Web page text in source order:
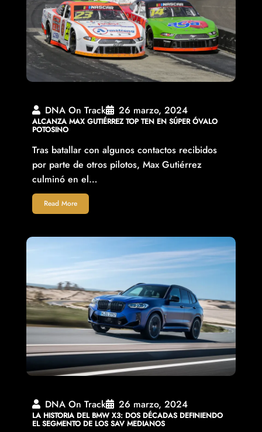
DNA On Track 26 marzo, 2024
ALCANZA MAX GUTIÉRREZ TOP TEN EN SÚPER ÓVALO
POTOSINO
Tras batallar con algunos contactos recibidos
por parte de otros pilotos, Max Gutiérrez
culminó en el…
Read More
DNA On Track 26 marzo, 2024
LA HISTORIA DEL BMW X3: DOS DÉCADAS DEFINIENDO
EL SEGMENTO DE LOS SAV MEDIANOS